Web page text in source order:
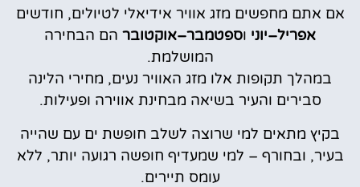
אם אתם מחפשים מזג אוויר אידיאלי לטיולים, חודשים
אפריל–יוני וספטמבר–אוקטובר הם הבחירה
המושלמת.
במהלך תקופות אלו מזג האוויר נעים, מחירי הלינה
סבירים והעיר בשיאה מבחינת אווירה ופעילות.
בקיץ מתאים למי שרוצה לשלב חופשת ים עם שהייה
בעיר, ובחורף – למי שמעדיף חופשה רגועה יותר, ללא
עומס תיירים.